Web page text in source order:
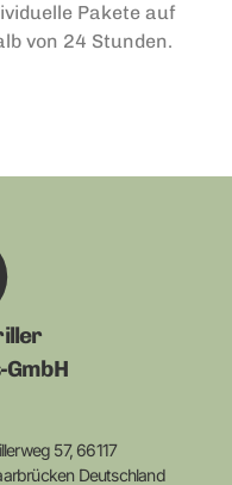
Pakete auf
von 24 Stunden.
57, 66117
Deutschland